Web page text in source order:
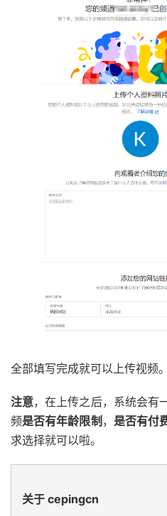
全部填写完成就可以上传视频。
注意，在上传之后，系统会有
频是否有年龄限制 ， 是否有付
求选择就可以啦。
关于 cepingcn